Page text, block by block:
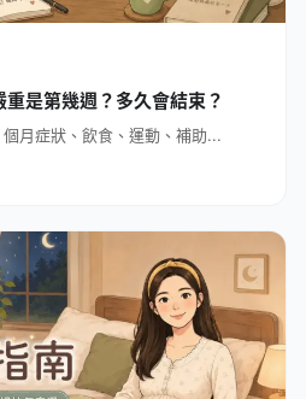
是第幾週？多久會結束？
月症狀、飲食、運動、補助...